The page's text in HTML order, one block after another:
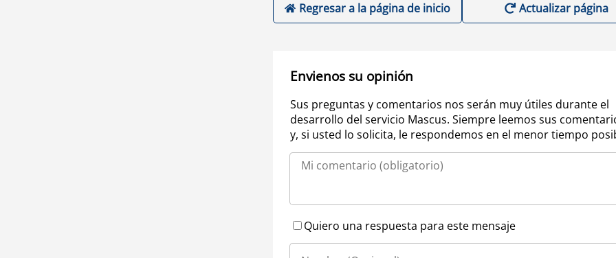
Regresar a la página de inicio Actualizar página
Envienos su opinión
Sus preguntas y comentarios nos serán muy útiles durante el
desarrollo del servicio Mascus. Siempre leemos sus
y, si usted lo solicita, le respondemos en el menor tiempo
Quiero una respuesta para este mensaje